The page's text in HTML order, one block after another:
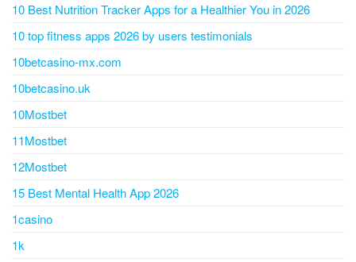
10 Best Nutrition Tracker Apps for a Healthier You in 2026
10 top fitness apps 2026 by users testimonials
10betcasino-mx.com
10betcasino.uk
10Mostbet
11Mostbet
12Mostbet
15 Best Mental Health App 2026
1casino
1k